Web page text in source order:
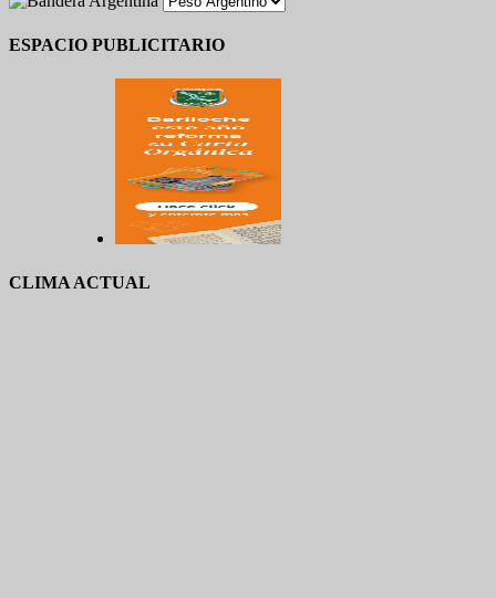
ESPACIO PUBLICITARIO
CLIMA ACTUAL